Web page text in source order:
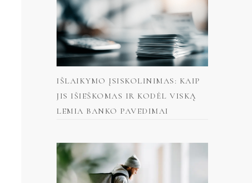
IŠLAIKYMO ĮSISKOLINIMAS: KAIP
JIS IŠIEŠKOMAS IR KODĖL VISKĄ
LEMIA BANKO PAVEDIMAI